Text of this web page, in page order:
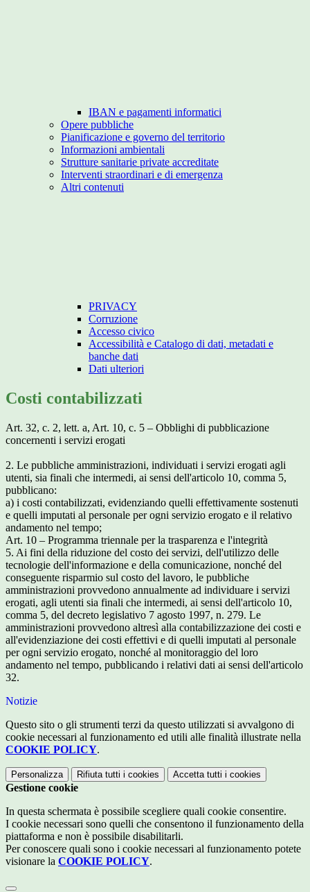
IBAN e pagamenti informatici
Opere pubbliche
Pianificazione e governo del territorio
Informazioni ambientali
Strutture sanitarie private accreditate
Interventi straordinari e di emergenza
Altri contenuti
PRIVACY
Corruzione
Accesso civico
Accessibilità e Catalogo di dati, metadati e
banche dati
Dati ulteriori
Costi contabilizzati
Art. 32, c. 2, lett. a, Art. 10, c. 5 – Obblighi di pubblicazione
concernenti i servizi erogati
2. Le pubbliche amministrazioni, individuati i servizi erogati agli
utenti, sia finali che intermedi, ai sensi dell'articolo 10, comma 5,
pubblicano:
a) i costi contabilizzati, evidenziando quelli effettivamente sostenuti
e quelli imputati al personale per ogni servizio erogato e il relativo
andamento nel tempo;
Art. 10 – Programma triennale per la trasparenza e l'integrità
5. Ai fini della riduzione del costo dei servizi, dell'utilizzo delle
tecnologie dell'informazione e della comunicazione, nonché del
conseguente risparmio sul costo del lavoro, le pubbliche
amministrazioni provvedono annualmente ad individuare i servizi
erogati, agli utenti sia finali che intermedi, ai sensi dell'articolo 10,
comma 5, del decreto legislativo 7 agosto 1997, n. 279. Le
amministrazioni provvedono altresì alla contabilizzazione dei costi e
all'evidenziazione dei costi effettivi e di quelli imputati al personale
per ogni servizio erogato, nonché al monitoraggio del loro
andamento nel tempo, pubblicando i relativi dati ai sensi dell'articolo
32.
Notizie
Questo sito o gli strumenti terzi da questo utilizzati si avvalgono di
cookie necessari al funzionamento ed utili alle finalità illustrate nella
COOKIE POLICY.
Personalizza Rifiuta tutti i cookies Accetta tutti i cookies
Gestione cookie
In questa schermata è possibile scegliere quali cookie consentire.
I cookie necessari sono quelli che consentono il funzionamento della
piattaforma e non è possibile disabilitarli.
Per conoscere quali sono i cookie necessari al funzionamento potete
visionare la COOKIE POLICY.